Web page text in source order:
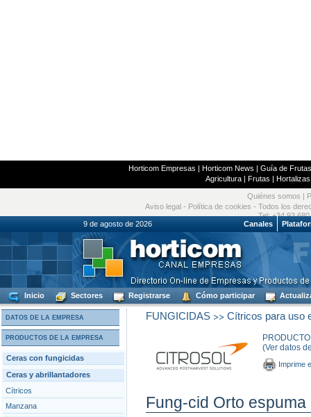
Horticom Empresas | Horticom News | Guía de
Agricultura| Frutas | Hortalizas
Quiénes somos
Aviso legal - Política de cookies - Todos los
Tel: +34 93
9 de agosto de 2026
Canales
Inicio Sectores Registrarse Cómo participar
DATOS DE LA EMPRESA
PRODUCTOS DE LA EMPRESA
Ceras con fungicidas
Ceras y abrillantadores
Cítricos
Manzana
FUNGICIDAS>> Cítricos para uso
(Ver datos
Imprime
Fung-cid Orto espuma